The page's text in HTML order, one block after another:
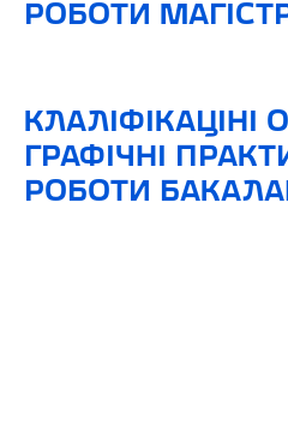
РОБОТИ
КЛАЛІФІКАЦІНІ
ГРАФІЧНІ
РОБОТИ